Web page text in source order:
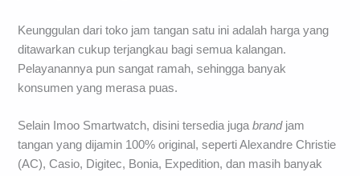
Keunggulan dari toko jam tangan satu ini adalah harga yang
ditawarkan cukup terjangkau bagi semua kalangan.
Pelayanannya pun sangat ramah, sehingga banyak
konsumen yang merasa puas.
Selain Imoo Smartwatch, disini tersedia jugabrandjam
tangan yang dijamin 100% original, seperti Alexandre Christie
(AC), Casio, Digitec, Bonia, Expedition, dan masih banyak